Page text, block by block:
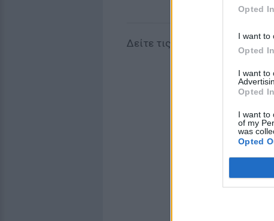
Opted In
I want to
Opted In
I want to
Opted In
I want to
of my
was
Opted
Δείτε τις αλλαγές που έκανε